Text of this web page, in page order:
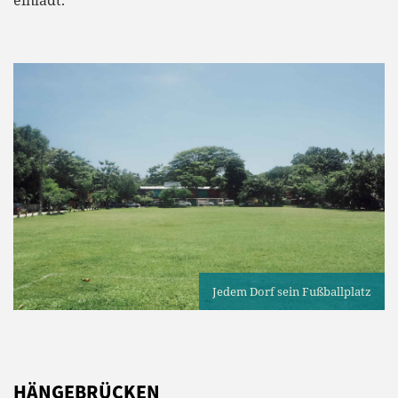
Jedem Dorf sein Fußballplatz
HÄNGEBRÜCKEN